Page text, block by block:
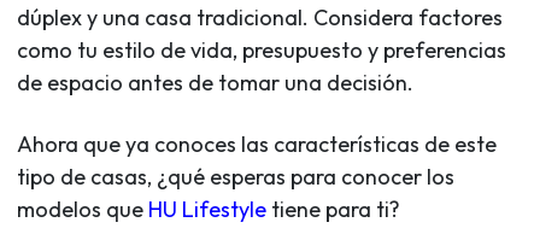
dúplex y una casa tradicional. Considera factores
como tu estilo de vida, presupuesto y preferencias
de espacio antes de tomar una decisión.
Ahora que ya conoces las características de este
tipo de casas, ¿qué esperas para conocer los
modelos que HU Lifestyle tiene para ti?